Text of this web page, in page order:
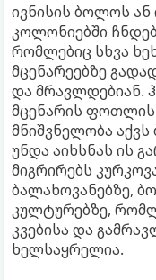
ივნისის ბოლოს ან
კოლონიებში
რომლებიც სხვა
მცენარეებზე
და მრავლდებიან.
მცენარის ფოთლის
მნიშვნელობა
უნდა აიხსნას ის
მიგრირებს
ბალახოვანებზე,
კულტურებზე,
კვებისა და
ხელსაყრელია.